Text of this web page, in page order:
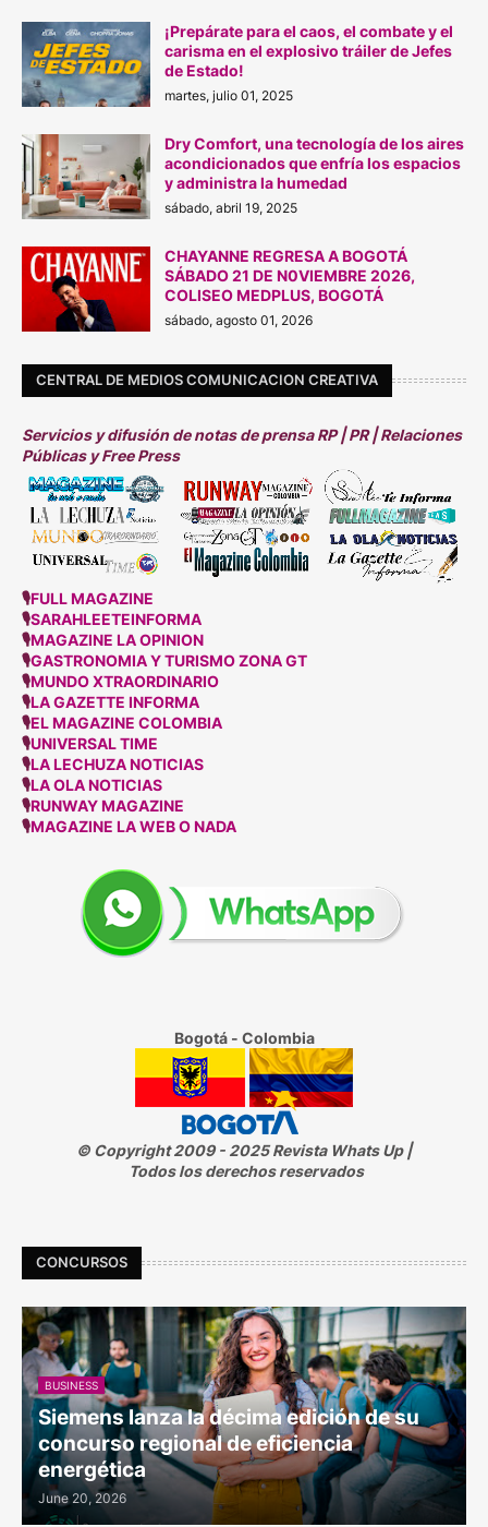
¡Prepárate para el caos, el combate y el
carisma en el explosivo tráiler de Jefes
de Estado!
martes, julio 01, 2025
Dry Comfort, una tecnología de los aires
acondicionados que enfría los espacios
y administra la humedad
sábado, abril 19, 2025
CHAYANNE REGRESA A BOGOTÁ
SÁBADO 21 DE N0VIEMBRE 2026,
COLISEO MEDPLUS, BOGOTÁ
sábado, agosto 01, 2026
CENTRAL DE MEDIOS COMUNICACION CREATIVA
Servicios y difusión de notas de prensa RP | PR | Relaciones
Públicas y Free Press
🎙FULL MAGAZINE
🎙SARAHLEETEINFORMA
🎙MAGAZINE LA OPINION
🎙GASTRONOMIA Y TURISMO ZONA GT
🎙MUNDO XTRAORDINARIO
🎙LA GAZETTE INFORMA
🎙EL MAGAZINE COLOMBIA
🎙UNIVERSAL TIME
🎙LA LECHUZA NOTICIAS
🎙LA OLA NOTICIAS
🎙RUNWAY MAGAZINE
🎙MAGAZINE LA WEB O NADA
Bogotá - Colombia
© Copyright 2009 - 2025 Revista Whats Up |
Todos los derechos reservados
CONCURSOS
BUSINESS
Siemens lanza la décima edición de su
concurso regional de eficiencia
energética
June 20, 2026